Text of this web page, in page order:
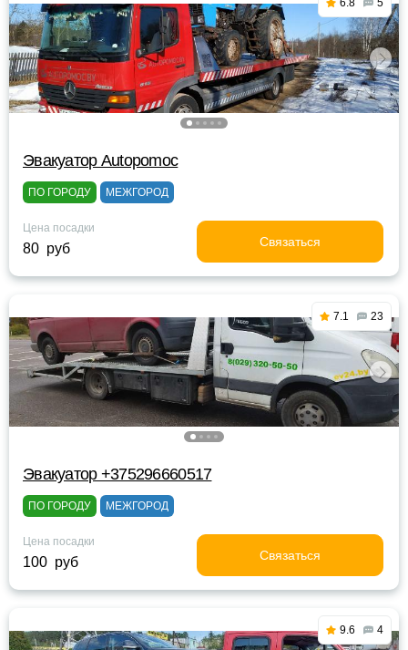
6.8 5
Эвакуатор Autopomoc
ПО ГОРОДУ МЕЖГОРОД
Цена посадки
80 руб Связаться
7.1 23
Эвакуатор +375296660517
ПО ГОРОДУ МЕЖГОРОД
Цена посадки
100 руб Связаться
9.6 4